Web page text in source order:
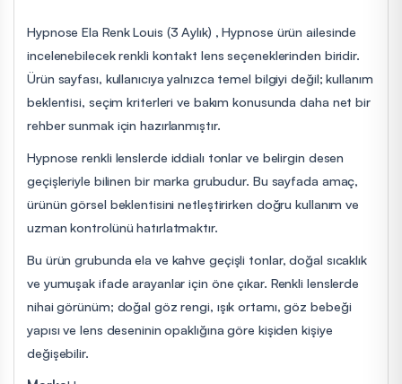
Hypnose Ela Renk Louis (3 Aylık) , Hypnose ürün ailesinde
incelenebilecek renkli kontakt lens seçeneklerinden biridir.
Ürün sayfası, kullanıcıya yalnızca temel bilgiyi değil; kullanım
beklentisi, seçim kriterleri ve bakım konusunda daha net bir
rehber sunmak için hazırlanmıştır.
Hypnose renkli lenslerde iddialı tonlar ve belirgin desen
geçişleriyle bilinen bir marka grubudur. Bu sayfada amaç,
ürünün görsel beklentisini netleştirirken doğru kullanım ve
uzman kontrolünü hatırlatmaktır.
Bu ürün grubunda ela ve kahve geçişli tonlar, doğal sıcaklık
ve yumuşak ifade arayanlar için öne çıkar. Renkli lenslerde
nihai görünüm; doğal göz rengi, ışık ortamı, göz bebeği
yapısı ve lens deseninin opaklığına göre kişiden kişiye
değişebilir.